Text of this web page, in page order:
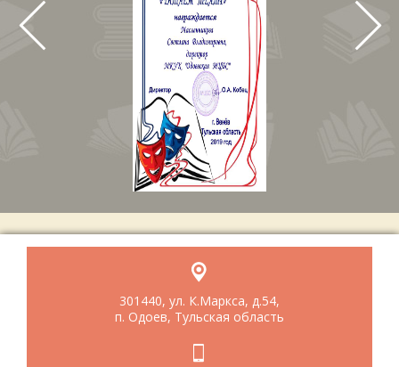
301440, ул. К.Маркса, д.54,
п. Одоев, Тульская область